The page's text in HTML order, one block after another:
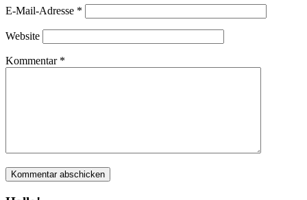
E-Mail-Adresse *
Website
Kommentar *